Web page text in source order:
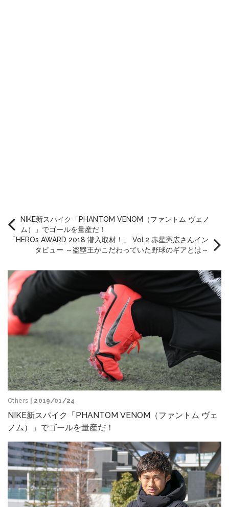
NIKE新スパイク「PHANTOM VENOM（ファントム ヴェノ
ム）」でゴールを量産だ！
「HEROs AWARD 2018 潜入取材！」 Vol.2 赤星憲広さんイン
タビュー ～盗塁王がこだわっていた野球のギアとは～
Others | 2019/01/24
NIKE新スパイク「PHANTOM VENOM（ファントム ヴェ
ノム）」でゴールを量産だ！